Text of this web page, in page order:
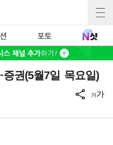
포토
권(5월7일 목요일)
가가